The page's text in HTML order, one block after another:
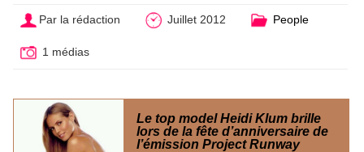
Par la rédaction Juillet 2012 People
1 médias
Le top model Heidi Klum brille
lors de la fête d’anniversaire de
l’émission Project Runway